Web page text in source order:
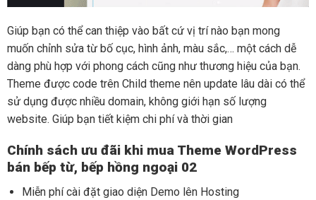
Giúp bạn có thể can thiệp vào bất cứ vị trí nào bạn mong
muốn chỉnh sửa từ bố cục, hình ảnh, màu sắc,… một cách dễ
dàng phù hợp với phong cách cũng như thương hiệu của bạn.
Theme được code trên Child theme nên update lâu dài có thể
sử dụng được nhiều domain, không giới hạn số lượng
website. Giúp bạn tiết kiệm chi phí và thời gian
Chính sách ưu đãi khi mua Theme WordPress
bán bếp từ, bếp hồng ngoại 02
Miễn phí cài đặt giao diện Demo lên Hosting